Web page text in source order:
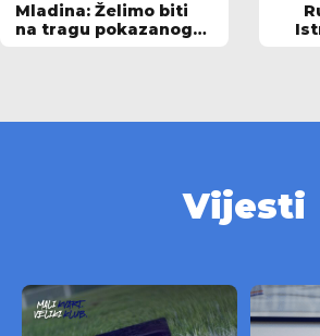
Mladina: Želimo biti
na tragu pokazanog
Vijesti